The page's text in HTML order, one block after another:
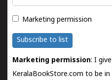
Marketing permission
Subscribe to list
Marketing permission: I
KeralaBookStore.com to be